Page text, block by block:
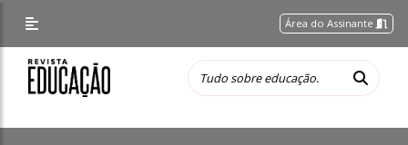
Área do Assinante